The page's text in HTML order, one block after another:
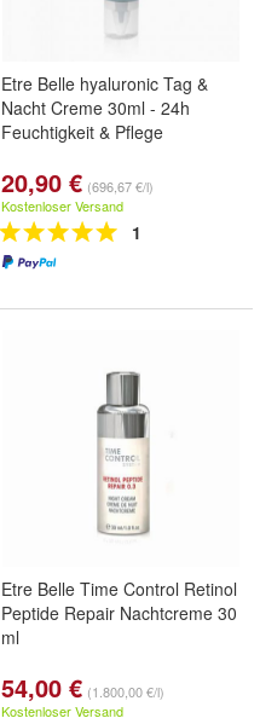
Etre Belle hyaluronic Tag &
Nacht Creme 30ml - 24h
Feuchtigkeit & Pflege
20,90 € (696,67 €/l)
Kostenloser Versand
1
Etre Belle Time Control Retinol
Peptide Repair Nachtcreme 30
ml
54,00 € (1.800,00 €/l)
Kostenloser Versand